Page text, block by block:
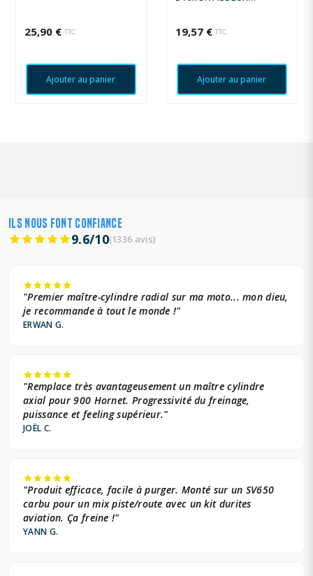
25,90 € TTC
Ajouter au panier
19,57 € TTC
Ajouter au panier
ILS NOUS FONT CONFIANCE
9.6/10(1336 avis)
"Premier maître-cylindre radial sur ma moto... mon dieu,
je recommande à tout le monde !"
ERWAN G.
"Remplace très avantageusement un maître cylindre
axial pour 900 Hornet. Progressivité du freinage,
puissance et feeling supérieur."
JOËL C.
"Produit efficace, facile à purger. Monté sur un SV650
carbu pour un mix piste/route avec un kit durites
aviation. Ça freine !"
YANN G.